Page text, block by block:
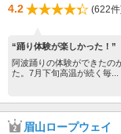
4.2 (622
“踊り体験が楽しかった！”
阿波踊りの体験ができたの
た。7月下旬高温が続く毎...
眉山ロープウェイ